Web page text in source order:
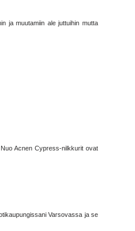
ja muutamiin ale juttuihin mutta
Acnen Cypress-nilkkurit ovat
Varsovassa ja se